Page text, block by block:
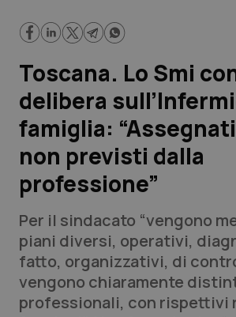
Regioni e Asl
Lavoro e Professioni
Scienza e Farmaci
Studi e Analisi
Lettere al direttore
Edizioni Regionali
QS Pro
Professionisti Sanitari.AI
Toscana. Lo Smi
delibera
famiglia:
non previsti dalla
professione”
Per il sindacato “vengono
piani diversi, operativi,
fatto, organizzativi, di
vengono chiaramente
professionali, con rispettivi